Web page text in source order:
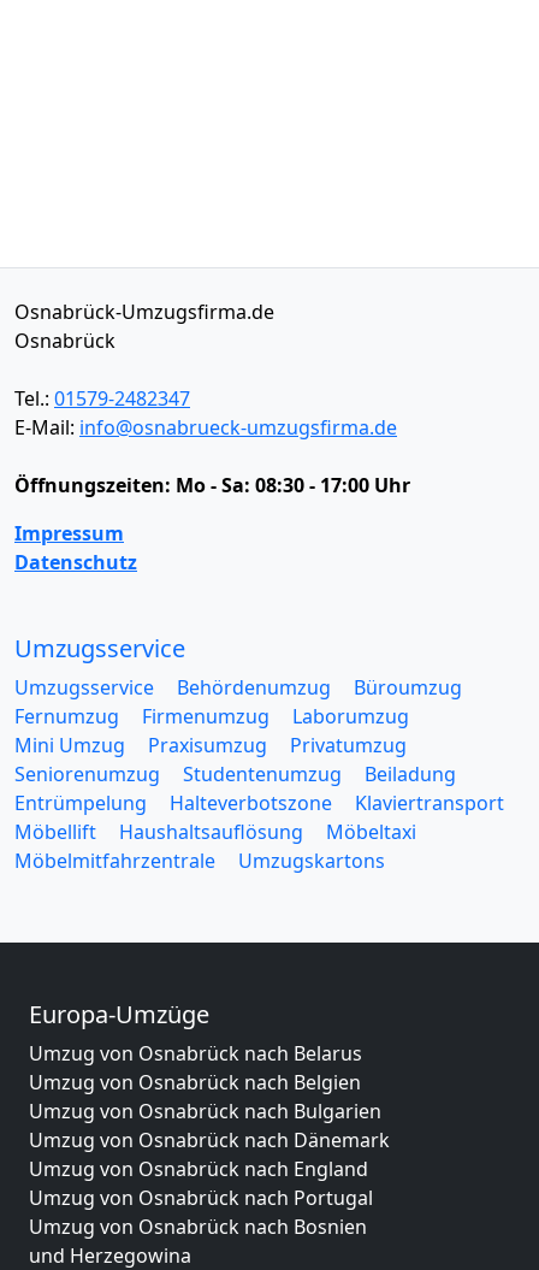
Osnabrück-Umzugsfirma.de
Osnabrück
Tel.: 01579-2482347
E-Mail: info@osnabrueck-umzugsfirma.de
Öffnungszeiten: Mo - Sa: 08:30 - 17:00 Uhr
Impressum
Datenschutz
Umzugsservice
Umzugsservice Behördenumzug
Büroumzug
Fernumzug
Firmenumzug
Laborumzug
Mini Umzug
Praxisumzug
Privatumzug
Seniorenumzug
Studentenumzug
Beiladung
Entrümpelung
Halteverbotszone
Klaviertransport
Möbellift
Haushaltsauflösung
Möbeltaxi
Möbelmitfahrzentrale
Umzugskartons
Europa-Umzüge
Umzug von Osnabrück nach Belarus
Umzug von Osnabrück nach Belgien
Umzug von Osnabrück nach Bulgarien
Umzug von Osnabrück nach Dänemark
Umzug von Osnabrück nach England
Umzug von Osnabrück nach Portugal
Umzug von Osnabrück nach Bosnien
und Herzegowina